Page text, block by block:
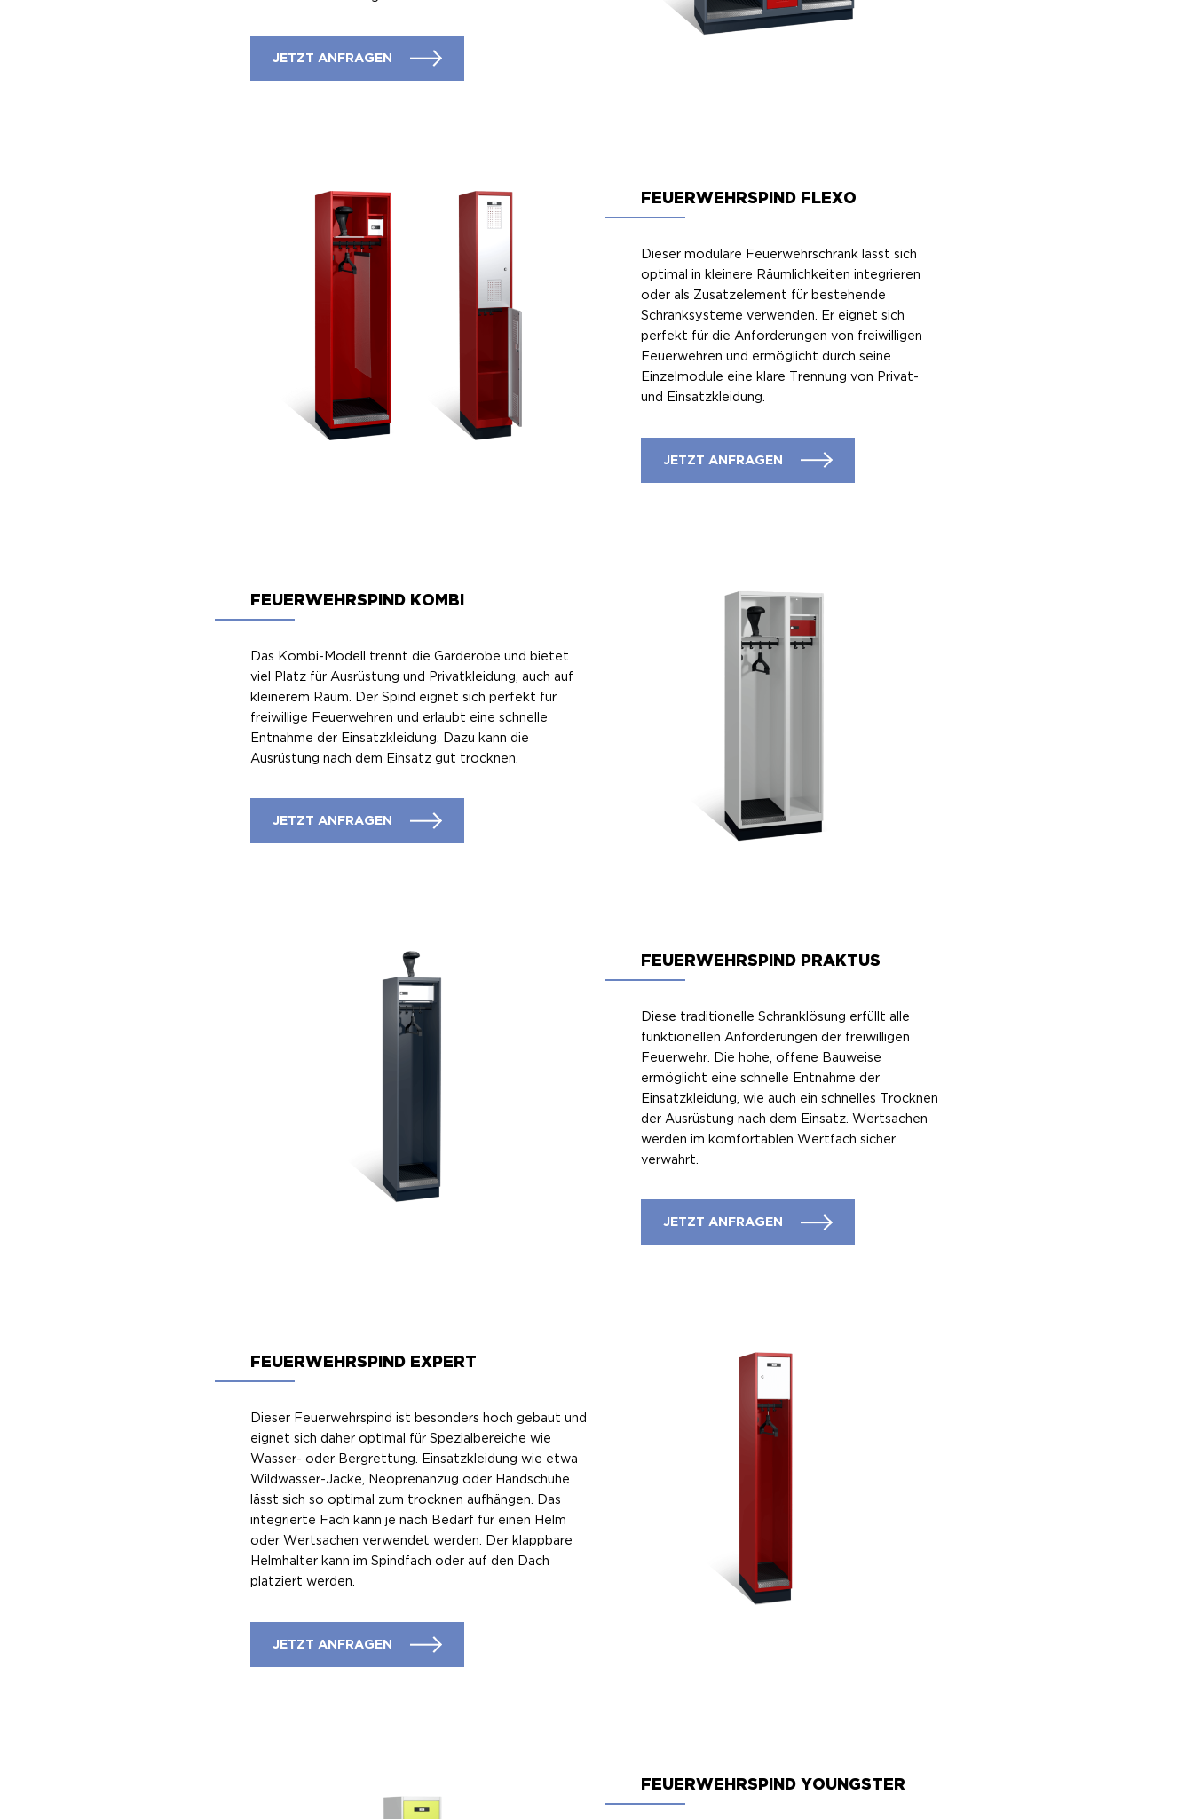
JETZT ANFRAGEN
FEUERWEHRSPIND FLEXO
Dieser modulare Feuerwehrschrank lässt sich
optimal in kleinere Räumlichkeiten integrieren
oder als Zusatzelement für bestehende
Schranksysteme verwenden. Er eignet sich
perfekt für die Anforderungen von freiwilligen
Feuerwehren und ermöglicht durch seine
Einzelmodule eine klare Trennung von Privat-
und Einsatzkleidung.
JETZT ANFRAGEN
FEUERWEHRSPIND KOMBI
Das Kombi-Modell trennt die Garderobe und bietet
viel Platz für Ausrüstung und Privatkleidung, auch auf
kleinerem Raum. Der Spind eignet sich perfekt für
freiwillige Feuerwehren und erlaubt eine schnelle
Entnahme der Einsatzkleidung. Dazu kann die
Ausrüstung nach dem Einsatz gut trocknen.
JETZT ANFRAGEN
FEUERWEHRSPIND PRAKTUS
Diese traditionelle Schranklösung erfüllt alle
funktionellen Anforderungen der freiwilligen
Feuerwehr. Die hohe, offene Bauweise
ermöglicht eine schnelle Entnahme der
Einsatzkleidung, wie auch ein schnelles Trocknen
der Ausrüstung nach dem Einsatz. Wertsachen
werden im komfortablen Wertfach sicher
verwahrt.
JETZT ANFRAGEN
FEUERWEHRSPIND EXPERT
Dieser Feuerwehrspind ist besonders hoch gebaut und
eignet sich daher optimal für Spezialbereiche wie
Wasser- oder Bergrettung. Einsatzkleidung wie etwa
Wildwasser-Jacke, Neoprenanzug oder Handschuhe
lässt sich so optimal zum trocknen aufhängen. Das
integrierte Fach kann je nach Bedarf für einen Helm
oder Wertsachen verwendet werden. Der klappbare
Helmhalter kann im Spindfach oder auf den Dach
platziert werden.
JETZT ANFRAGEN
FEUERWEHRSPIND YOUNGSTER